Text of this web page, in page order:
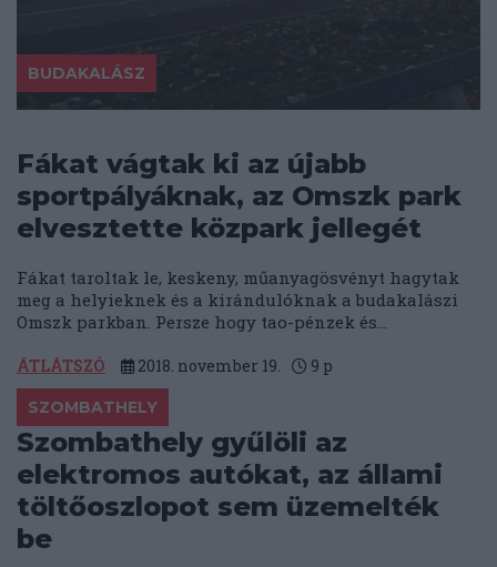
BUDAKALÁSZ
Fákat vágtak ki az újabb
sportpályáknak, az Omszk park
elvesztette közpark jellegét
Fákat taroltak le, keskeny, műanyagösvényt hagytak
meg a helyieknek és a kirándulóknak a budakalászi
Omszk parkban. Persze hogy tao-pénzek és...
ÁTLÁTSZÓ 2018. november 19. 9 p
SZOMBATHELY
Szombathely gyűlöli az
elektromos autókat, az állami
töltőoszlopot sem üzemelték
be